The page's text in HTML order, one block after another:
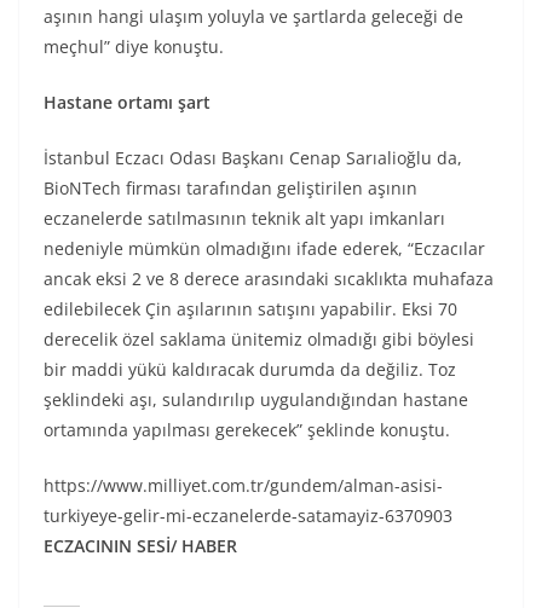
aşının hangi ulaşım yoluyla ve şartlarda geleceği de
meçhul” diye konuştu.
Hastane ortamı şart
İstanbul Eczacı Odası Başkanı Cenap Sarıalioğlu da,
BioNTech firması tarafından geliştirilen aşının
eczanelerde satılmasının teknik alt yapı imkanları
nedeniyle mümkün olmadığını ifade ederek, “Eczacılar
ancak eksi 2 ve 8 derece arasındaki sıcaklıkta muhafaza
edilebilecek Çin aşılarının satışını yapabilir. Eksi 70
derecelik özel saklama ünitemiz olmadığı gibi böylesi
bir maddi yükü kaldıracak durumda da değiliz. Toz
şeklindeki aşı, sulandırılıp uygulandığından hastane
ortamında yapılması gerekecek” şeklinde konuştu.
https://www.milliyet.com.tr/gundem/alman-asisi-
turkiyeye-gelir-mi-eczanelerde-satamayiz-6370903
ECZACININ SESİ/ HABER